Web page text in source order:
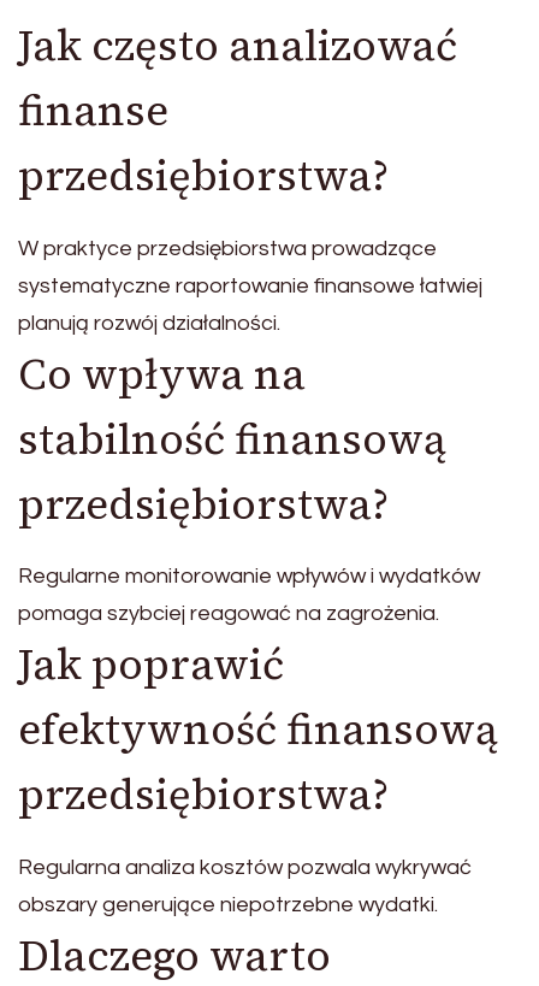
Jak często analizować
finanse
przedsiębiorstwa?
W praktyce przedsiębiorstwa prowadzące
systematyczne raportowanie finansowe łatwiej
planują rozwój działalności.
Co wpływa na
stabilność finansową
przedsiębiorstwa?
Regularne monitorowanie wpływów i wydatków
pomaga szybciej reagować na zagrożenia.
Jak poprawić
efektywność finansową
przedsiębiorstwa?
Regularna analiza kosztów pozwala wykrywać
obszary generujące niepotrzebne wydatki.
Dlaczego warto